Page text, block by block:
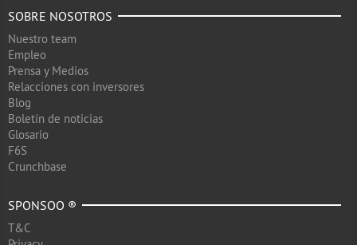
SOBRE NOSOTROS
Nuestro team
Empleo
Prensa y Medios
Relacciones con inversores
Blog
Boletín de noticias
Glosario
F6S
Crunchbase
SPONSOO ®
T&C